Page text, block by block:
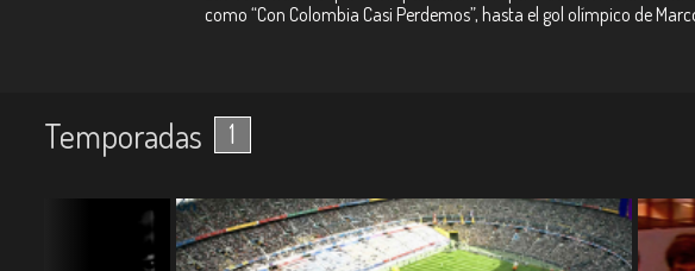
como “Con Colombia Casi Perdemos”, hasta el gol olímpico de
Temporadas 1